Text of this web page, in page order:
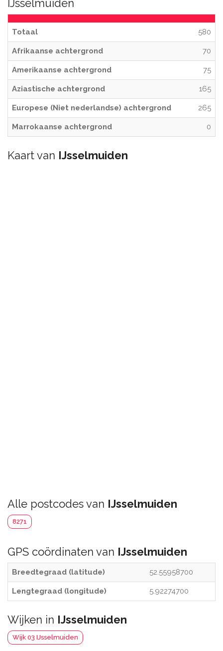
IJsselmuiden
Totaal 580
Afrikaanse achtergrond 70
Amerikaanse achtergrond 75
Aziastische achtergrond 165
Europese (Niet nederlandse) achtergrond 265
Marrokaanse achtergrond 0
Kaart van IJsselmuiden
Alle postcodes van IJsselmuiden
8271
GPS coördinaten van IJsselmuiden
Breedtegraad (latitude) 52.55958700
Lengtegraad (longitude) 5.92274700
Wijken in IJsselmuiden
Wijk 03 IJsselmuiden